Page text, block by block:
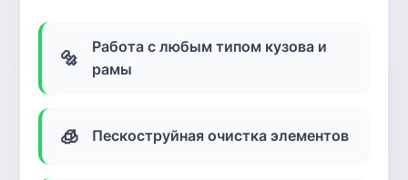
🔩
Работа с любым типом кузова и
рамы
🧊 Пескоструйная очистка элементов